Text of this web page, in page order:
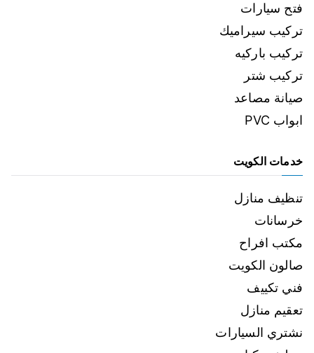
فتح سيارات
تركيب سيراميك
تركيب باركيه
تركيب شتر
صيانة مصاعد
ابواب PVC
خدمات الكويت
تنظيف منازل
خرسانات
مكتب افراح
صالون الكويت
فني تكييف
تعقيم منازل
نشتري السيارات